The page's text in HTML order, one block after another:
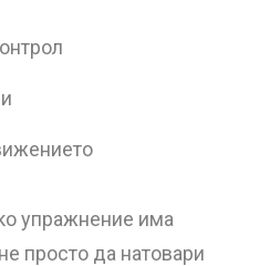
упражнение има
просто да натовари